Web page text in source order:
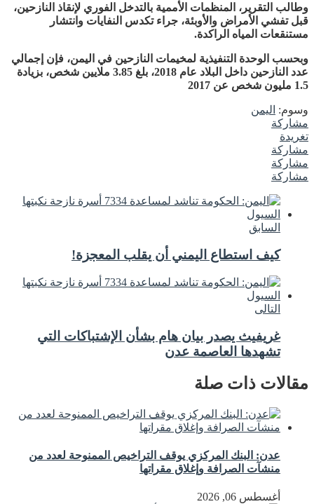
وطالب التقرير، المنظمات الأممية بالتدخل الفوري لإنقاذ النازحين،
قبل تفشي الأمراض والأوبئة، جراء تكدس النفايات وانتشار
مستنقعات المياه الراكدة.
وبحسب الوحدة التنفيذية لمخيمات النازحين في اليمن، فإن إجمالي
عدد النازحين داخل البلاد عام 2018، بلغ 3.85 ملايين شخص، بزيادة
1.5 مليون شخص عن 2017
وسوم: اليمن
مشاركة
تغريدة
مشاركة
مشاركة
مشاركة
السابق
كيف استطاع اليمني أن يقلب المعجزة!
التالى
غريفيث يصدر بيان هام بشأن الإشتباكات التي
تشهدها العاصمة عدن
مقالات ذات صلة
عدن: البنك المركزي يوقف التراخيص الممنوحة لعدد من
منشآت الصرافة وإغلاق مقراتها
أغسطس 06, 2026